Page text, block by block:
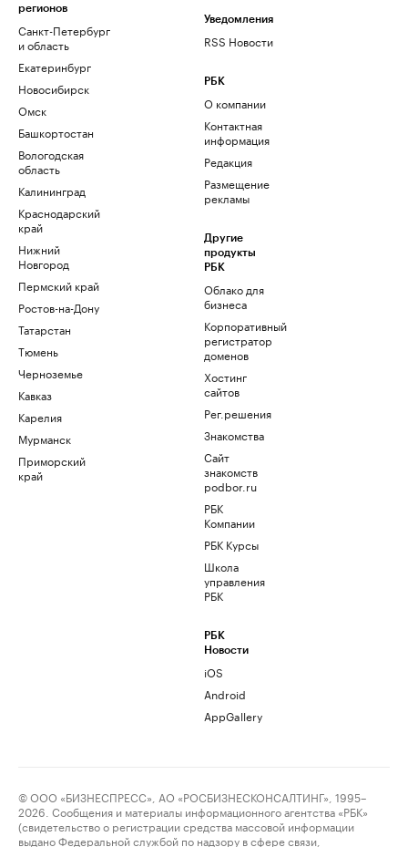
регионов
Санкт-Петербург
и область
Екатеринбург
Новосибирск
Омск
Башкортостан
Вологодская
область
Калининград
Краснодарский
край
Нижний
Новгород
Пермский край
Ростов-на-Дону
Татарстан
Тюмень
Черноземье
Кавказ
Карелия
Мурманск
Приморский
край
Уведомления
RSS Новости
РБК
О компании
Контактная
информация
Редакция
Размещение
рекламы
Другие
продукты
РБК
Облако для
бизнеса
Корпоративный
регистратор
доменов
Хостинг
сайтов
Рег.решения
Знакомства
Сайт
знакомств
podbor.ru
РБК
Компании
РБК Курсы
Школа
управления
РБК
РБК
Новости
iOS
Android
AppGallery
© ООО «БИЗНЕСПРЕСС», АО «РОСБИЗНЕСКОНСАЛТИНГ», 1995–
2026. Сообщения и материалы информационного агентства «РБК»
(свидетельство о регистрации средства массовой информации
выдано Федеральной службой по надзору в сфере связи,